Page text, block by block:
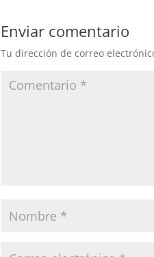
Enviar comentario
Tu dirección de correo